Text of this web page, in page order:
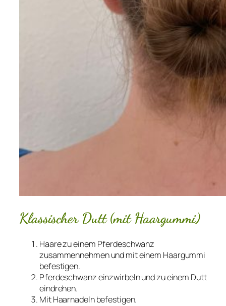
Klassischer Dutt (mit Haargummi)
Haare zu einem Pferdeschwanz
zusammennehmen und mit einem Haargummi
befestigen.
Pferdeschwanz einzwirbeln und zu einem Dutt
eindrehen.
Mit Haarnadeln befestigen.